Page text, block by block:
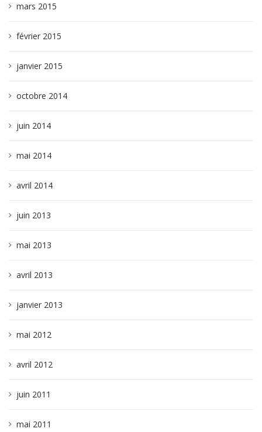
mars 2015
février 2015
janvier 2015
octobre 2014
juin 2014
mai 2014
avril 2014
juin 2013
mai 2013
avril 2013
janvier 2013
mai 2012
avril 2012
juin 2011
mai 2011